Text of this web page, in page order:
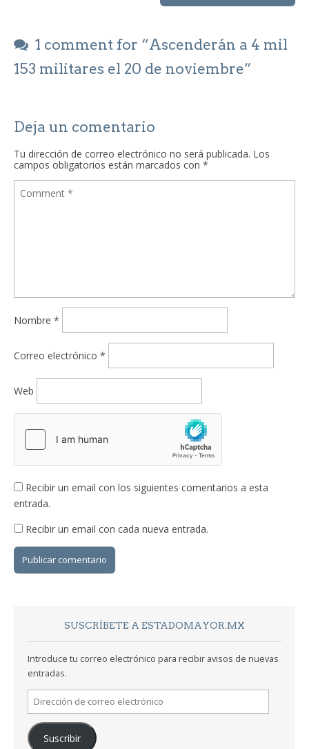
1 comment for “Ascenderán a 4 mil
153 militares el 20 de noviembre”
Deja un comentario
Tu dirección de correo electrónico no será publicada. Los
campos obligatorios están marcados con *
Nombre *
Correo electrónico *
Web
Recibir un email con los siguientes comentarios a esta
entrada.
Recibir un email con cada nueva entrada.
SUSCRÍBETE A ESTADOMAYOR.MX
Introduce tu correo electrónico para recibir avisos de nuevas
entradas.
Dirección
de
correo
electrónico
Suscribir